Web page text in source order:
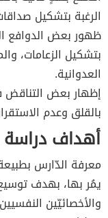
الرغبة بتشكيل
ظهور بعض الدوافع
بتشكيل الزعامات،
العدوانية.
إظهار بعض
بالقلق وعدم
أهداف
معرفة الدّارس
يمُر بها، بهدف
والأخصائيّين